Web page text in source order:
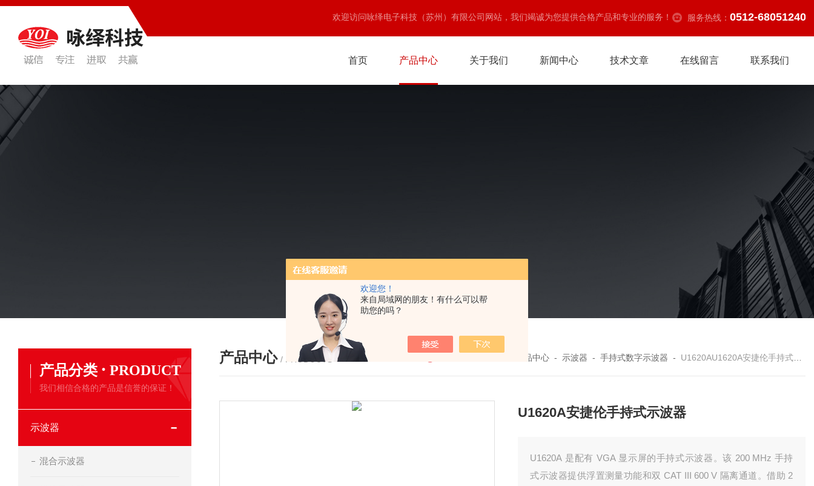
欢迎您！
来自局域网的朋友！有什么可以帮
助您的吗？
欢迎访问咏绎电子科技（苏州）有限公司网站，我们竭诚为您提供合格产品和专业的服务！ 服务热线： 0512-68051240
首页 产品中心 关于我们 新闻中心 技术文章 在线留言 联系我们
产品分类 · PRODUCT
我们相信合格的产品是信誉的保证！
示波器
混合示波器
产品中心 / PRODUCTS 产品中心 - 示波器 -手持式数字示波器 - U1620AU1620A安捷伦手持式示波器
U1620A安捷伦手持式示波器
U1620A 是配有 VGA 显示屏的手持式示波器。该 200 MHz 手持
式示波器提供浮置测量功能和双 CAT III 600 V 隔离通道。借助 2